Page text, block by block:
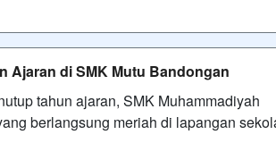
Ajaran di SMK Mutu Bandongan
tahun ajaran, SMK Muhammadiyah
berlangsung meriah di lapangan